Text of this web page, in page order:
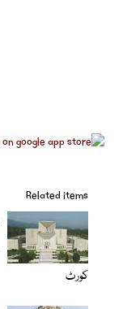
Related items
کورٹ